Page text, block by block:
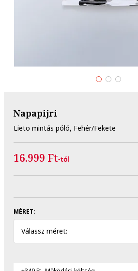
Napapijri
Lieto mintás póló, Fehér/Fekete
16.999 Ft-tól
MÉRET:
Válassz méret: